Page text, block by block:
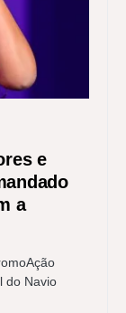
e
a
do Navio